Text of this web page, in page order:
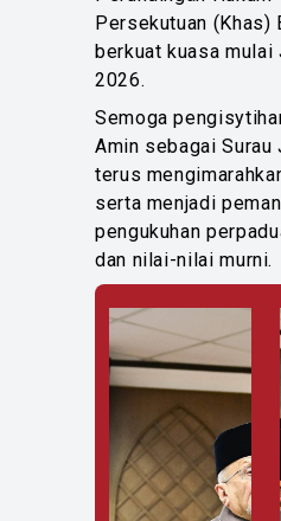
Persekutuan (Khas)
berkuat kuasa mulai
2026.
Semoga
Amin sebagai Surau
terus
serta menjadi
pengukuhan
dan nilai-nilai murni.